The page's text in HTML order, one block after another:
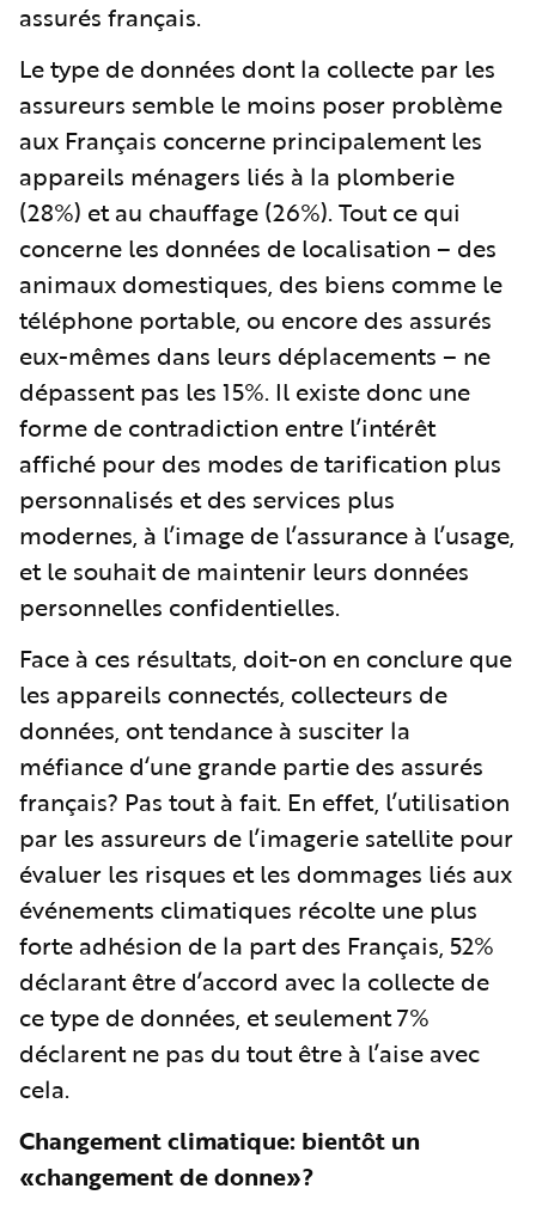
assurés français.
Le type de données dont la collecte par les
assureurs semble le moins poser problème
aux Français concerne principalement les
appareils ménagers liés à la plomberie
(28%) et au chauffage (26%). Tout ce qui
concerne les données de localisation – des
animaux domestiques, des biens comme le
téléphone portable, ou encore des assurés
eux-mêmes dans leurs déplacements – ne
dépassent pas les 15%. Il existe donc une
forme de contradiction entre l’intérêt
affiché pour des modes de tarification plus
personnalisés et des services plus
modernes, à l’image de l’assurance à l’usage,
et le souhait de maintenir leurs données
personnelles confidentielles.
Face à ces résultats, doit-on en conclure que
les appareils connectés, collecteurs de
données, ont tendance à susciter la
méfiance d‘une grande partie des assurés
français? Pas tout à fait. En effet, l’utilisation
par les assureurs de l’imagerie satellite pour
évaluer les risques et les dommages liés aux
événements climatiques récolte une plus
forte adhésion de la part des Français, 52%
déclarant être d’accord avec la collecte de
ce type de données, et seulement 7%
déclarent ne pas du tout être à l’aise avec
cela.
Changement climatique: bientôt un
«changement de donne»?